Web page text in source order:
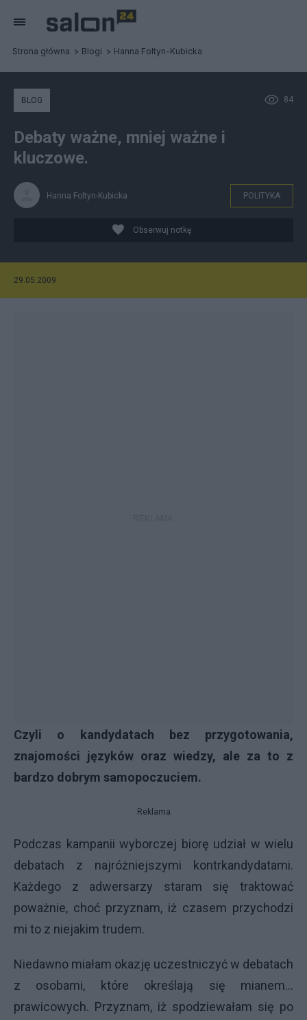
Strona główna Blogi Hanna Foltyn-Kubicka
84
BLOG
Debaty ważne, mniej ważne i
kluczowe.
Hanna Foltyn-Kubicka POLITYKA
Obserwuj notkę
29.05.2009
Czyli o kandydatach bez przygotowania,
znajomości języków oraz wiedzy, ale za to z
bardzo dobrym samopoczuciem.
Reklama
Podczas kampanii wyborczej biorę udział w wielu
debatach z najróżniejszymi kontrkandydatami.
Każdego z adwersarzy staram się traktować
poważnie, choć przyznam, iż czasem przychodzi
mi to z niejakim trudem.
Niedawno miałam okazję uczestniczyć w debatach
z osobami, które określają się mianem…
prawicowych. Przyznam, iż spodziewałam się po